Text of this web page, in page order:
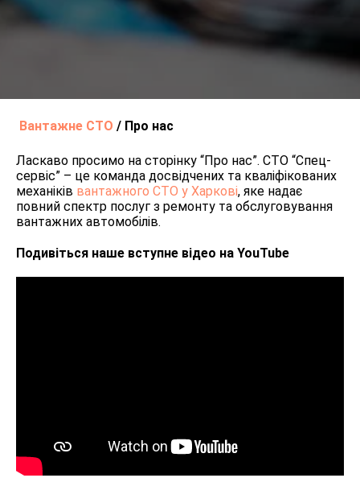
Вантажне СТО / Про нас
Ласкаво просимо на сторінку “Про нас”. СТО “Спец-
сервіс” – це команда досвідчених та кваліфікованих
механіків вантажного СТО у Харкові, яке надає
повний спектр послуг з ремонту та обслуговування
вантажних автомобілів.
Подивіться наше вступне відео на YouTube